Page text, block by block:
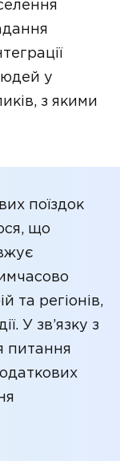
у
з якими
поїздок
що
та регіонів,
У зв’язку з
питання